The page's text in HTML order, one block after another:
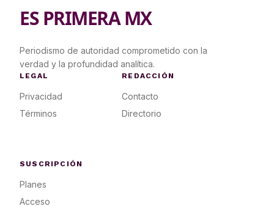
ES PRIMERA MX
Periodismo de autoridad comprometido con la
verdad y la profundidad analítica.
LEGAL
Privacidad
Términos
REDACCIÓN
Contacto
Directorio
SUSCRIPCIÓN
Planes
Acceso